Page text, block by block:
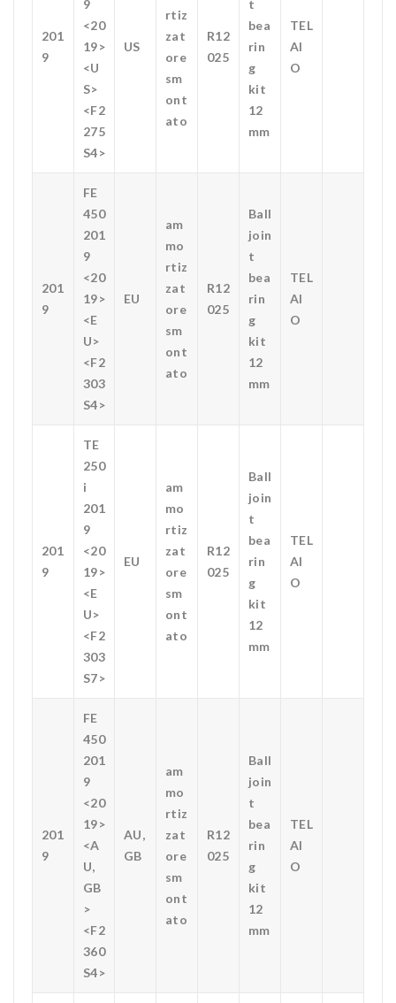
201
9
9
<20
19>
<U
S>
<F2
275
S4>
US
rtiz
zat
ore
sm
ont
ato
R12
025
t
bea
rin
g
kit
12
mm
TEL
AI
O
201
9
FE
450
201
9
<20
19>
<E
U>
<F2
303
S4>
EU
am
mo
rtiz
zat
ore
sm
ont
ato
R12
025
Ball
join
t
bea
rin
g
kit
12
mm
TEL
AI
O
201
9
TE
250
i
201
9
<20
19>
<E
U>
<F2
303
S7>
EU
am
mo
rtiz
zat
ore
sm
ont
ato
R12
025
Ball
join
t
bea
rin
g
kit
12
mm
TEL
AI
O
201
9
FE
450
201
9
<20
19>
<A
U,
GB
>
<F2
360
S4>
AU,
GB
am
mo
rtiz
zat
ore
sm
ont
ato
R12
025
Ball
join
t
bea
rin
g
kit
12
mm
TEL
AI
O